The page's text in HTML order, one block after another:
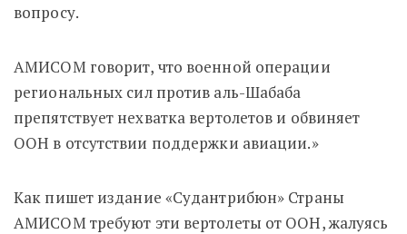
вопросу.
АМИСОМ говорит, что военной операции
региональных сил против аль-Шабаба
препятствует нехватка вертолетов и обвиняет
ООН в отсутствии поддержки авиации.»
Как пишет издание «Судантрибюн» Страны
АМИСОМ требуют эти вертолеты от ООН, жалуясь